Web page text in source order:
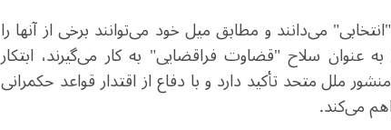
می‌دانند و مطابق میل خود می‌توانند برخی از آنها را
به عنوان سلاح "قضاوت فراقضایی" به کار می‌گیرند، ابتکار
ملل متحد تأکید دارد و با دفاع از اقتدار قواعد حکمرانی
می‌کند.